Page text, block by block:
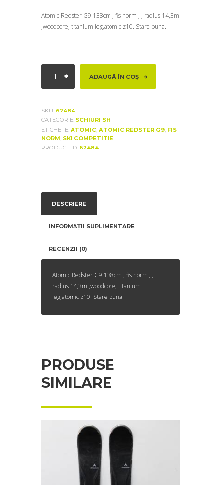
Atomic Redster G9 138cm , fis norm , , radius 14,3m
,woodcore, titanium leg,atomic z10. Stare buna.
Atomic
Redster
ADAUGĂ ÎN COȘ
SKU: 62484
CATEGORIE: SCHIURI SH
ETICHETE: ATOMIC ATOMIC REDSTER G9 FIS
NORM SKI COMPETITIE
PRODUCT ID: 62484
DESCRIERE
INFORMAȚII SUPLIMENTARE
RECENZII (0)
Atomic Redster G9 138cm , fis norm , ,
radius 14,3m ,woodcore, titanium
leg,atomic z10. Stare buna.
PRODUSE
SIMILARE